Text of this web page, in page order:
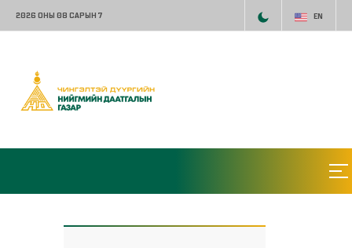
2026 ОНЫ 08 САРЫН 7 EN